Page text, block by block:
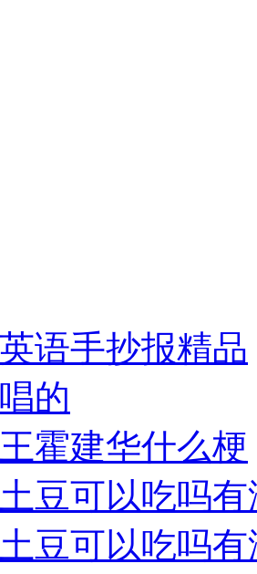
语手抄报精品
的
霍建华什么梗
豆可以吃吗
豆可以吃吗